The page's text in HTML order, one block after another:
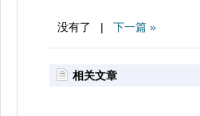
没有了 | 下一篇 »
相关文章